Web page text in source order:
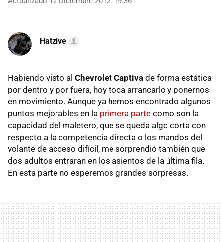
Hatzive
Habiendo visto al Chevrolet Captiva de forma estática
por dentro y por fuera, hoy toca arrancarlo y ponernos
en movimiento. Aunque ya hemos encontrado algunos
puntos mejorables en la primera parte como son la
capacidad del maletero, que se queda algo corta con
respecto a la competencia directa o los mandos del
volante de acceso difícil, me sorprendió también que
dos adultos entraran en los asientos de la última fila.
En esta parte no esperemos grandes sorpresas.